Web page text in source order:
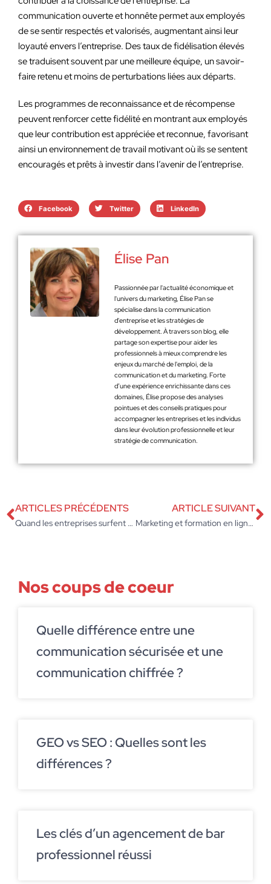
communication ouverte et honnête permet aux employés
de se sentir respectés et valorisés, augmentant ainsi leur
loyauté envers l’entreprise. Des taux de fidélisation élevés
se traduisent souvent par une meilleure équipe, un savoir-
faire retenu et moins de perturbations liées aux départs.
Les programmes de reconnaissance et de récompense
peuvent renforcer cette fidélité en montrant aux employés
que leur contribution est appréciée et reconnue, favorisant
ainsi un environnement de travail motivant où ils se sentent
encouragés et prêts à investir dans l’avenir de l’entreprise.
Facebook Twitter LinkedIn
Élise Pan
Passionnée par l'actualité économique et
l'univers du marketing, Élise Pan se
spécialise dans la communication
d'entreprise et les stratégies de
développement. À travers son blog, elle
partage son expertise pour aider les
professionnels à mieux comprendre les
enjeux du marché de l'emploi, de la
communication et du marketing. Forte
d’une expérience enrichissante dans ces
domaines, Élise propose des analyses
pointues et des conseils pratiques pour
accompagner les entreprises et les individus
dans leur évolution professionnelle et leur
stratégie de communication.
ARTICLES PRÉCÉDENTS
Quand les entreprises surfent sur la vague de l’évolution digitale du marketing
ARTICLE SUIVANT
Marketing et formation en ligne : une combinaison gagnante
Nos coups de coeur
Quelle différence entre une
communication sécurisée et une
communication chiffrée ?
GEO vs SEO : Quelles sont les
différences ?
Les clés d’un agencement de bar
professionnel réussi